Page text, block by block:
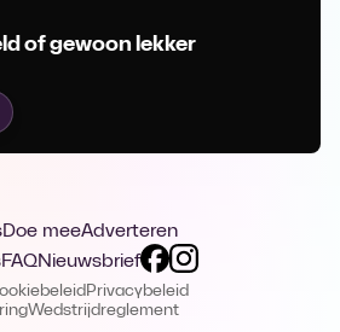
of gewoon lekker
Doe meeAdverteren
FAQNieuwsbrief
Privacybeleid
Wedstrijdreglement